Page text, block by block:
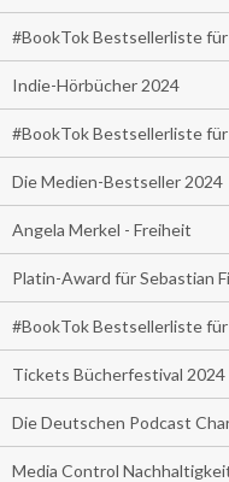
#BookTok Bestsellerliste
Indie-Hörbücher 2024
#BookTok Bestsellerliste
Die Medien-Bestseller 2024
Angela Merkel - Freiheit
Platin-Award für Sebastian
#BookTok Bestsellerliste
Tickets Bücherfestival 2024
Die Deutschen Podcast
Media Control